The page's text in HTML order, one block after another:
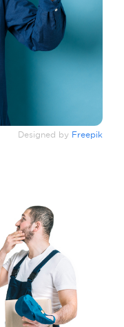
Designed by Freepik